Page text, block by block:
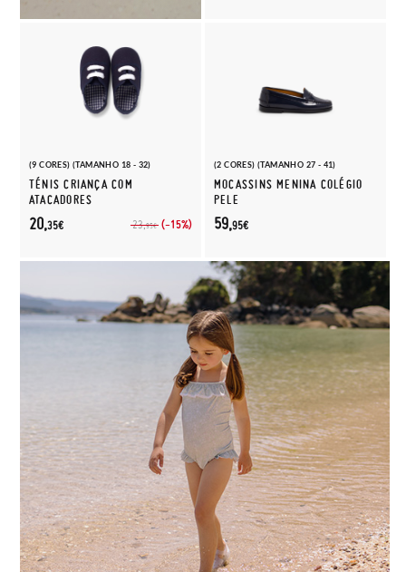
(9 CORES) (TAMANHO 18 - 32)
TÉNIS CRIANÇA COM
ATACADORES
23,95€ (-15%)
20,35€
(2 CORES) (TAMANHO 27 - 41)
MOCASSINS MENINA COLÉGIO
PELE
59,95€